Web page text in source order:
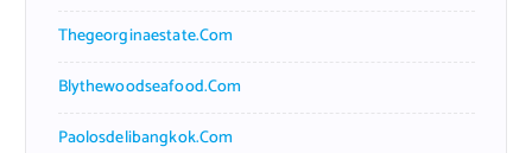
Thegeorginaestate.com
Blythewoodseafood.com
Paolosdelibangkok.com